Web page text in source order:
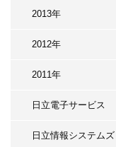
2013年
2012年
2011年
日立電子サービス
日立情報システムズ